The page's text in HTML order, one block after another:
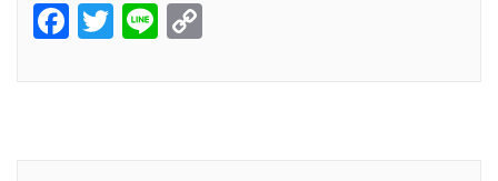
Facebook
Twitter
Line